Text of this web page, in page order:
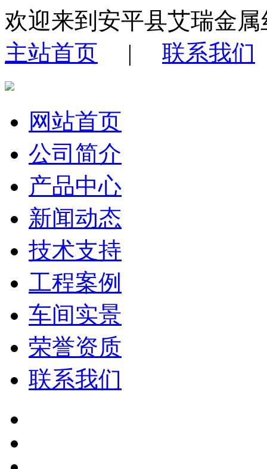
欢迎来到安平县艾瑞金
主站首页 | 联系我们
网站首页
公司简介
产品中心
新闻动态
技术支持
工程案例
车间实景
荣誉资质
联系我们